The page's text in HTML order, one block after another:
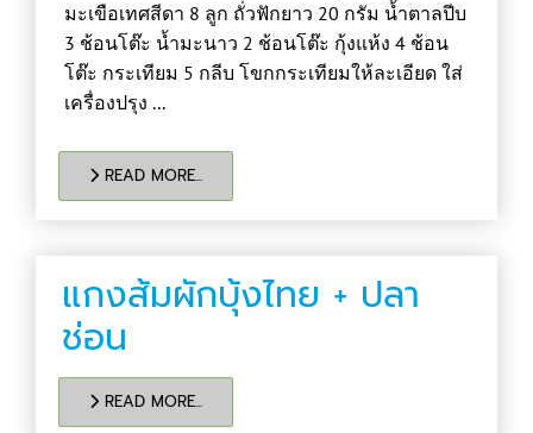
มะเขือเทศสีดา 8 ลูก ถั่วฟักยาว 20 กรัม น้ำตาลปีบ
3 ช้อนโต๊ะ น้ำมะนาว 2 ช้อนโต๊ะ กุ้งแห้ง 4 ช้อน
โต๊ะ กระเทียม 5 กลีบ โขกกระเทียมให้ละเอียด ใส่
เครื่องปรุง ...
READ MORE...
แกงส้มผักบุ้งไทย + ปลา
ช่อน
READ MORE...